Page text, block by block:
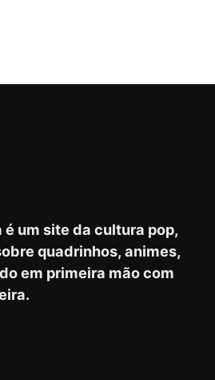
um site da cultura pop,
quadrinhos, animes,
em primeira mão com